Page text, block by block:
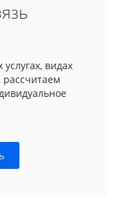
видах
рассчитаем